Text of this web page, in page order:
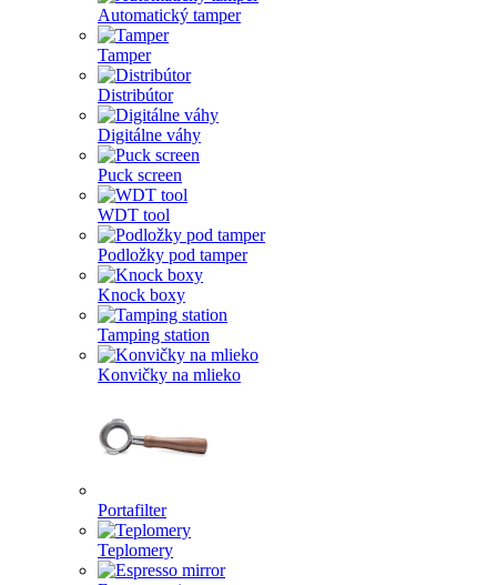
Automatický tamper
Tamper
Distribútor
Digitálne váhy
Puck screen
WDT tool
Podložky pod tamper
Knock boxy
Tamping station
Konvičky na mlieko
Portafilter
Teplomery